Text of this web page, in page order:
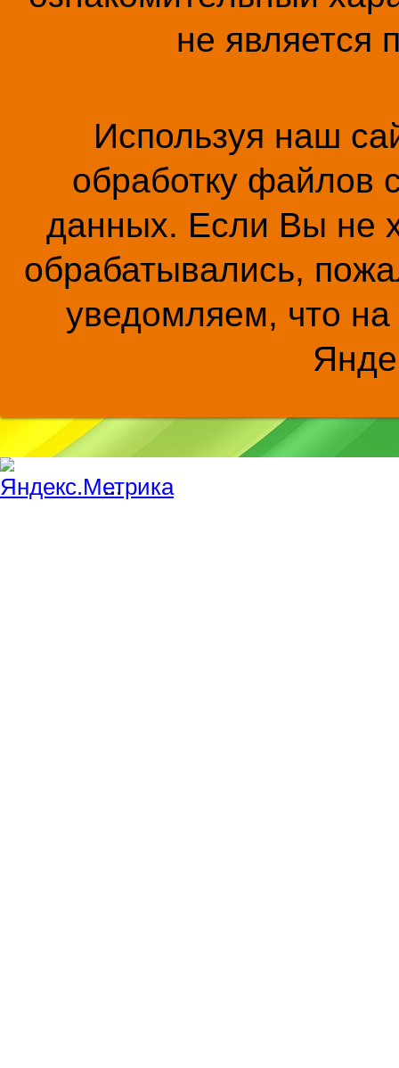
не является
Используя наш
обработку файлов
данных. Если Вы не
обрабатывались,
уведомляем, что на
...